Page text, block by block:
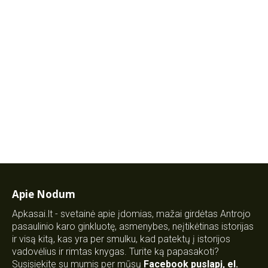
Apie Nodum
Apkasai.lt - svetainė apie įdomias, mažai girdėtas Antrojo
pasaulinio karo ginkluotę, asmenybes, neįtikėtinas istorijas
ir visą kitą, kas yra per smulku, kad patektų į istorijos
vadovėlius ir rimtas knygas. Turite ką papasakoti?
Susisiekite su mumis per mūsų Facebook puslapį, el.